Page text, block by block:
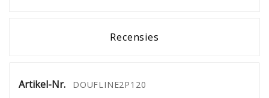
Recensies
Artikel-Nr. DOUFLINE2P120